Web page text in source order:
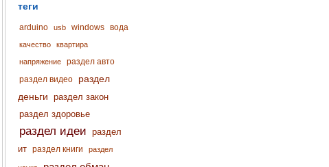
теги
arduino usb windows вода
качество квартира
напряжение
раздел авто
раздел видео
раздел
деньги раздел закон
раздел здоровье
раздел идеи раздел
ит раздел книги раздел